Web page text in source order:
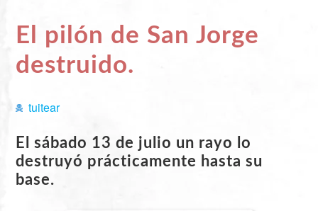
El pilón de San Jorge
destruido.
tuitear
El sábado 13 de julio un rayo lo
destruyó prácticamente hasta su
base.